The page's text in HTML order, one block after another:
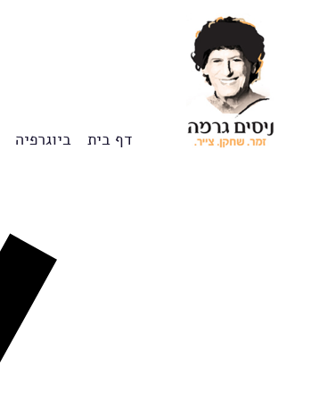
מפת
האתר
הצהרת
נגישות
עבור
לתוכן
צרו
קשר
דף בית ביוגרפיה